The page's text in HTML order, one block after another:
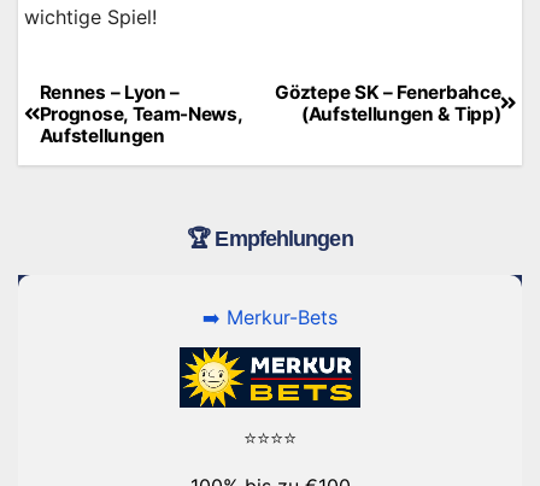
wichtige Spiel!
Beitragsnavigation
Göztepe SK – Fenerbahce
(Aufstellungen & Tipp)
Rennes – Lyon –
Prognose, Team-News,
Aufstellungen
🏆 Empfehlungen
➡️ Merkur-Bets
⭐⭐⭐⭐